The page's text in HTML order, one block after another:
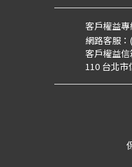
客戶權益專
網路客服：
客戶權益信
110 台北市